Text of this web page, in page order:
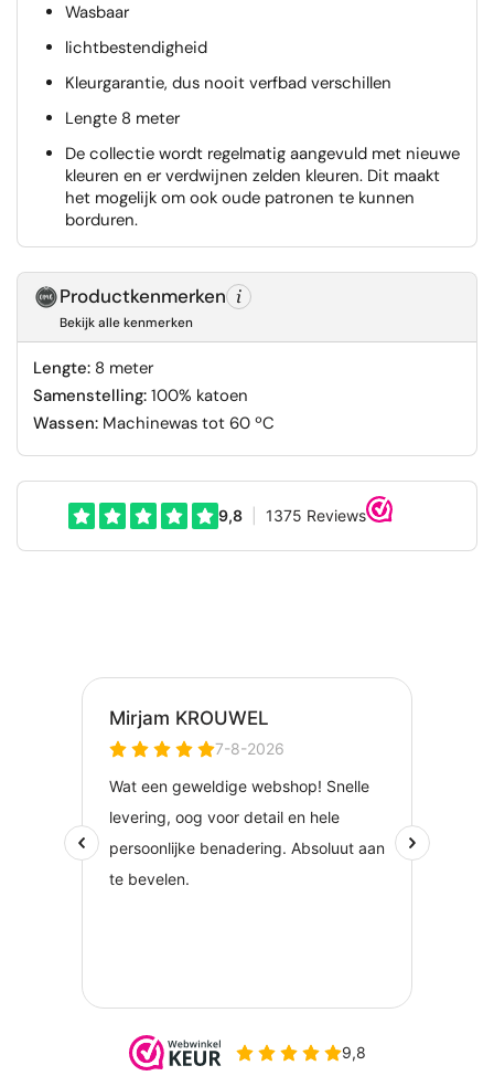
Wasbaar
lichtbestendigheid
Kleurgarantie, dus nooit verfbad verschillen
Lengte 8 meter
De collectie wordt regelmatig aangevuld met nieuwe
kleuren en er verdwijnen zelden kleuren. Dit maakt
het mogelijk om ook oude patronen te kunnen
borduren.
Productkenmerken
Bekijk alle kenmerken
Lengte:8 meter
Samenstelling:100% katoen
Wassen:Machinewas tot 60 ºC